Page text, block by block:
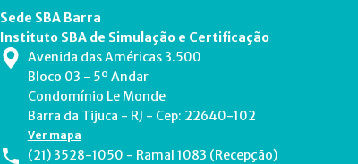
Sede SBA Barra
Instituto SBA de Simulação e Certificação
Avenida das Américas 3.500
Bloco 03 - 5º Andar
Condomínio Le Monde
Barra da Tijuca - RJ - Cep: 22640-102
Ver mapa
(21) 3528-1050 - Ramal 1083 (Recepção)